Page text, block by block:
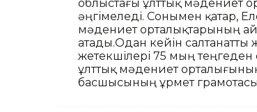
облыстағы ұлттық мәдениет
әңгімеледі. Сонымен қатар,
мәдениет орталықтарының
атады.Одан кейін салтанатты
жетекшілері 75 мың теңгеден
ұлттық мәдениет
басшысының Құрмет